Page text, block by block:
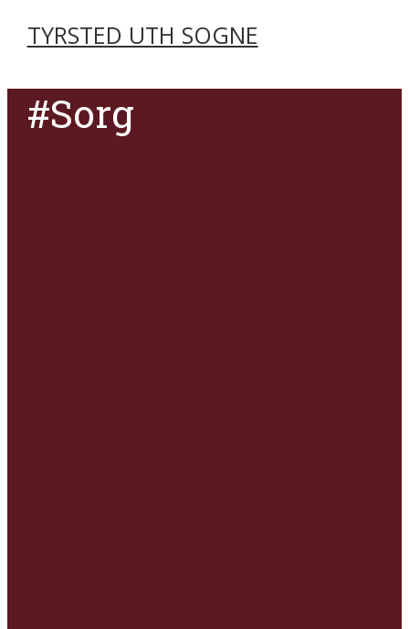
TYRSTED UTH SOGNE
#Sorg